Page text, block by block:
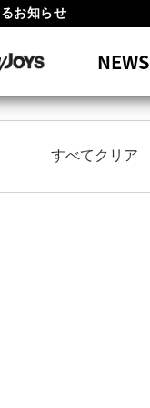
お知らせ
NEWS
すべてクリア